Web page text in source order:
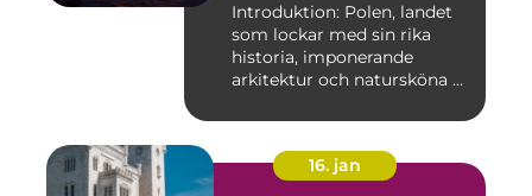
Introduktion: Polen, landet
som lockar med sin rika
historia, imponerande
arkitektur och natursköna ...
16. jan